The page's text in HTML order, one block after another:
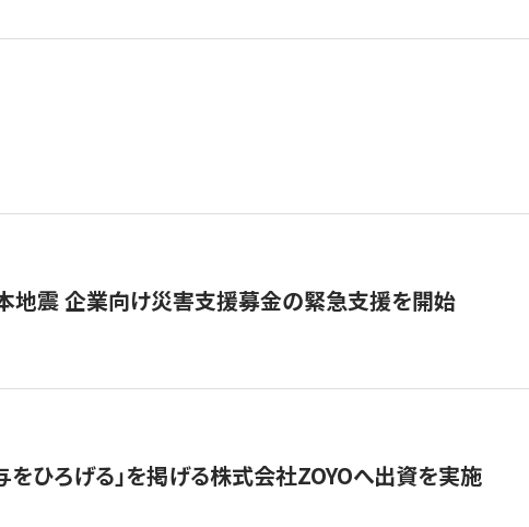
地震 企業向け災害支援募金の緊急支援を開始
をひろげる」を掲げる株式会社ZOYOへ出資を実施